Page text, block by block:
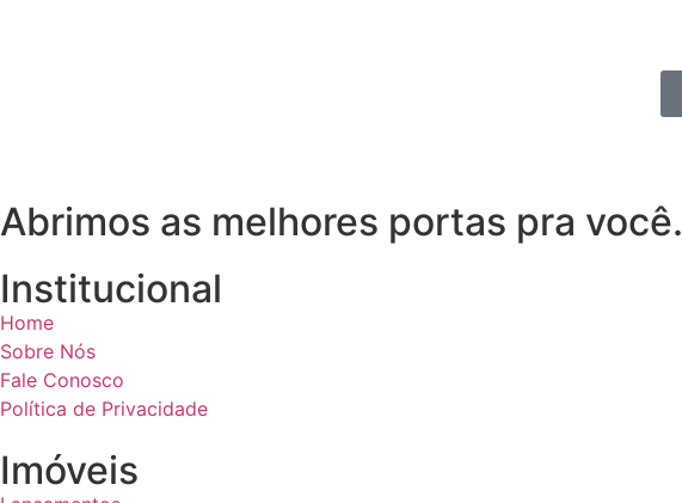
Abrimos as melhores portas pra você.
Institucional
Home
Sobre Nós
Fale Conosco
Política de Privacidade
Imóveis